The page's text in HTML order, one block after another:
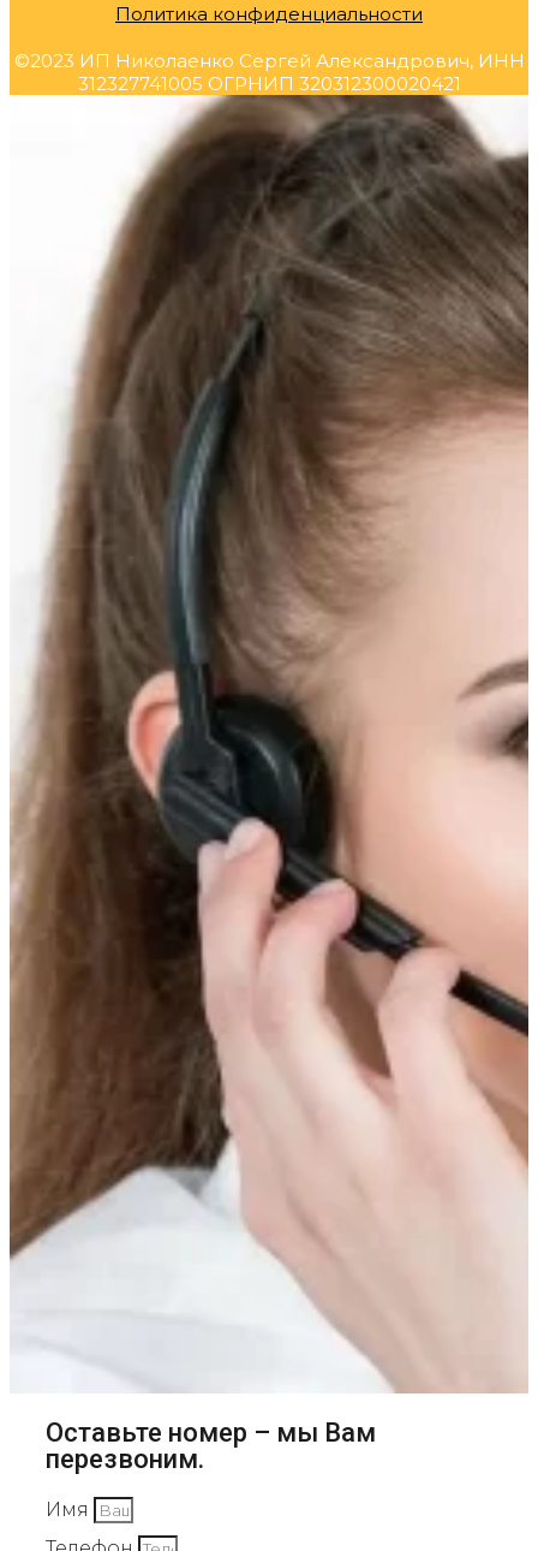
Политика конфиденциальности
©2023 ИП Николаенко Сергей Александрович, ИНН
312327741005 ОГРНИП 320312300020421
Оставьте номер – мы Вам
перезвоним.
Имя